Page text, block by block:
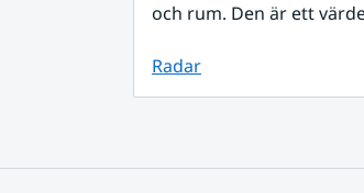
och rum. Den är ett
Radar